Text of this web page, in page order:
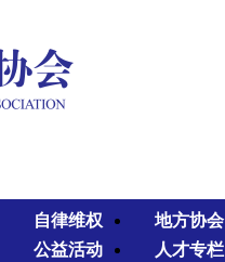
自律维权 地方协会
公益活动 人才专栏